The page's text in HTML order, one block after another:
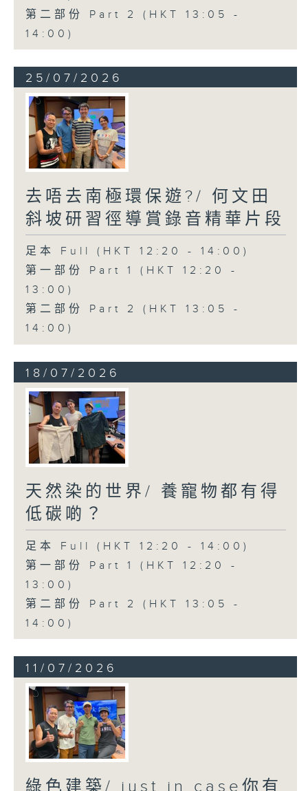
第二部份 Part 2 (HKT 13:05 -
14:00)
25/07/2026
去唔去南極環保遊?/ 何文田
斜坡研習徑導賞錄音精華片段
足本 Full (HKT 12:20 - 14:00)
第一部份 Part 1 (HKT 12:20 -
13:00)
第二部份 Part 2 (HKT 13:05 -
14:00)
18/07/2026
天然染的世界/ 養寵物都有得
低碳啲？
足本 Full (HKT 12:20 - 14:00)
第一部份 Part 1 (HKT 12:20 -
13:00)
第二部份 Part 2 (HKT 13:05 -
14:00)
11/07/2026
綠色建築/ just in case你有